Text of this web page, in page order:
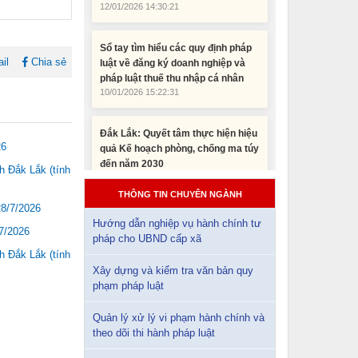
Chia sẻ
Đắk Lắk (tính
7/2026
2026
Đắk Lắk (tính
pháp luật thuế thu nhập cá nhân
10/01/2026 15:22:31
đến năm 2030
24/10/2025 17:14:42
pháp luật trong đánh giá Nông thôn
11/02/2026 08:45:12
Tài liệu Hội nghị công chức, viên
chức và người lao động năm 2025
Tài liệu Hội nghị triển khai công tác
THÔNG TIN CHUYÊN NGÀNH
Hướng dẫn nghiệp vụ hành chính tư
pháp cho UBND cấp xã
Xây dựng và kiểm tra văn bản quy
phạm pháp luật
Quản lý xử lý vi phạm hành chính và
theo dõi thi hành pháp luật